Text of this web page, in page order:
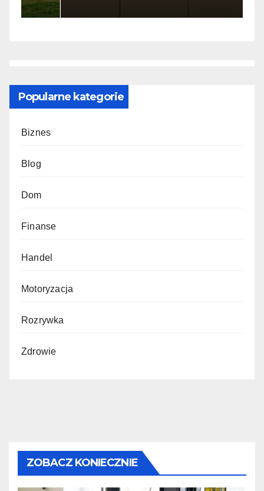
Popularne kategorie
Biznes
Blog
Dom
Finanse
Handel
Motoryzacja
Rozrywka
Zdrowie
ZOBACZ KONIECZNIE